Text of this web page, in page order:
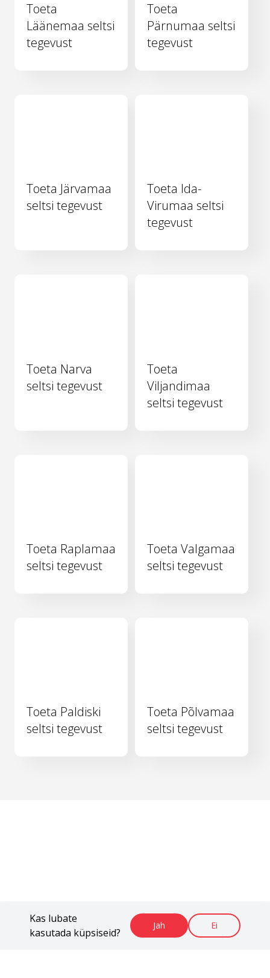
Kas lubate
kasutada küpsiseid?
Jah Ei
Toeta
Läänemaa seltsi
tegevust
Toeta
Pärnumaa seltsi
tegevust
Toeta Järvamaa
seltsi tegevust
Toeta Ida-
Virumaa seltsi
tegevust
Toeta Narva
seltsi tegevust
Toeta
Viljandimaa
seltsi tegevust
Toeta Raplamaa
seltsi tegevust
Toeta Valgamaa
seltsi tegevust
Toeta Paldiski
seltsi tegevust
Toeta Põlvamaa
seltsi tegevust